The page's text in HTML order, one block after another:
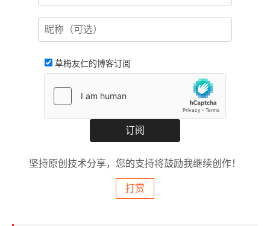
草梅友仁的博客订阅
坚持原创技术分享，您的支持将鼓励我继续创作！
打赏